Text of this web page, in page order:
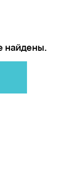
найдены.